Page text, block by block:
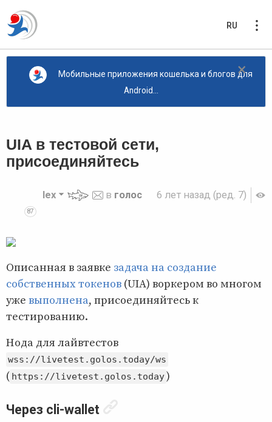
RU
×
Мобильные приложения кошелька и блогов для
Android...
UIA в тестовой сети,
присоединяйтесь
6 лет назад (ред. 7)
87
lex в голос
Описанная в заявке задача на создание
собственных токенов (UIA) воркером во многом
уже выполнена, присоединяйтесь к
тестированию.
Нода для лайвтестов
wss://livetest.golos.today/ws
( https://livetest.golos.today)
Через cli-wallet